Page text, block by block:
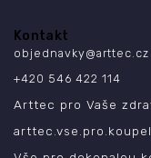
Kontakt
objednavky@arttec.cz
+420 546 422 114
Arttec pro Vaše